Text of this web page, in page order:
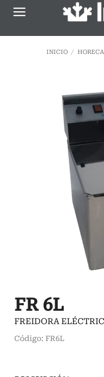
Saltar
INICIO / HORECA
FR 6L
FREIDORA
Código: FR6L